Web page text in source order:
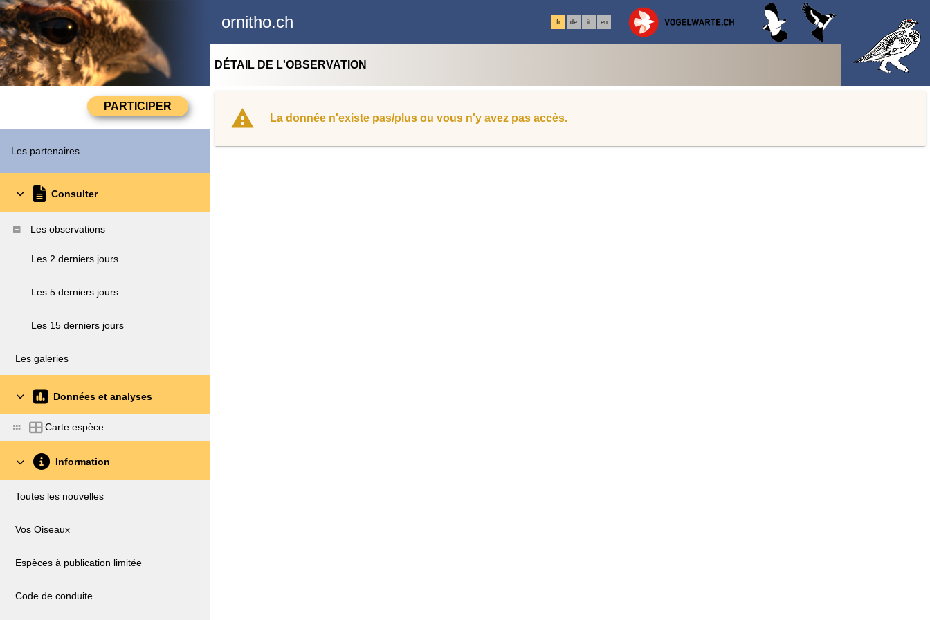
ornitho.ch fr de it en
Les partenaires
Consulter
Les observations
Les 2 derniers jours
Les 5 derniers jours
Les 15 derniers jours
Les galeries
Données et analyses
Carte espèce
Information
Toutes les nouvelles
Vos Oiseaux
Espèces à publication limitée
Code de conduite
DÉTAIL DE L'OBSERVATION
La donnée n'existe pas/plus ou vous n'y avez pas accès.